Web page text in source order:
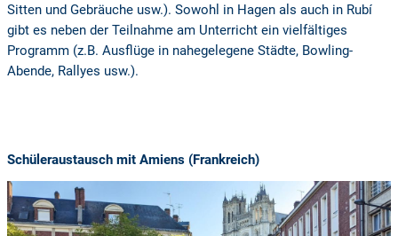
Sitten und Gebräuche usw.). Sowohl in Hagen als auch in Rubí
gibt es neben der Teilnahme am Unterricht ein vielfältiges
Programm (z.B. Ausflüge in nahegelegene Städte, Bowling-
Abende, Rallyes usw.).
Schüleraustausch mit Amiens (Frankreich)